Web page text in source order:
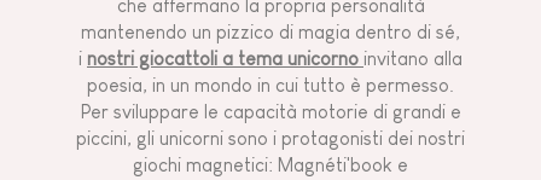
che affermano la propria personalità
mantenendo un pizzico di magia dentro di sé,
i nostri giocattoli a tema unicorno invitano alla
poesia, in un mondo in cui tutto è permesso.
Per sviluppare le capacità motorie di grandi e
piccini, gli unicorni sono i protagonisti dei nostri
giochi magnetici: Magnéti'book e